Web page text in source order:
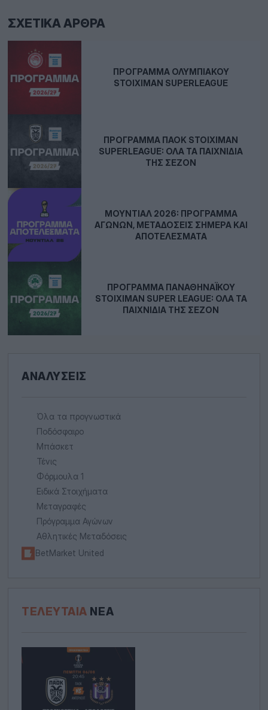
ΣΧΕΤΙΚΆ ΆΡΘΡΑ
ΠΡΌΓΡΑΜΜΑ ΟΛΥΜΠΙΑΚΟΎ
STOIXIMAN SUPERLEAGUE
ΠΡΌΓΡΑΜΜΑ ΠΑΟΚ STOIXIMAN
SUPERLEAGUE: ΌΛΑ ΤΑ ΠΑΙΧΝΊΔΙΑ
ΤΗΣ ΣΕΖΌΝ
ΜΟΥΝΤΙΆΛ 2026: ΠΡΌΓΡΑΜΜΑ
ΑΓΏΝΩΝ, ΜΕΤΑΔΌΣΕΙΣ ΣΉΜΕΡΑ ΚΑΙ
ΑΠΟΤΕΛΈΣΜΑΤΑ
ΠΡΌΓΡΑΜΜΑ ΠΑΝΑΘΗΝΑΪΚΟΎ
STOIXIMAN SUPER LEAGUE: ΌΛΑ ΤΑ
ΠΑΙΧΝΊΔΙΑ ΤΗΣ ΣΕΖΌΝ
ΑΝΑΛΎΣΕΙΣ
Όλα τα προγνωστικά
Ποδόσφαιρο
Μπάσκετ
Τένις
Φόρμουλα 1
Ειδικά Στοιχήματα
Μεταγραφές
Πρόγραμμα Αγώνων
Αθλητικές Μεταδόσεις
BetMarket United
ΤΕΛΕΥΤΑΊΑ ΝΈΑ